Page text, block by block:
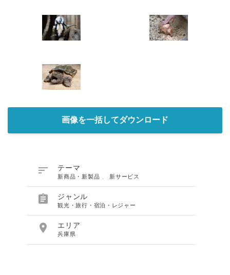
画像を一括してダウンロード
 テーマ
新商品・新製品 新サービス
 ジャンル
観光・旅行・宿泊・レジャー
 エリア
兵庫県